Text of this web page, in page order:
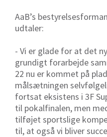
AaB’s
udtaler:
- Vi er glade for at det
grundigt forarbejde
22 nu er kommet på
målsætningen
fortsat eksistens i 3F
til pokalfinalen, men
tilføjet sportslige
til, at også vi bliver